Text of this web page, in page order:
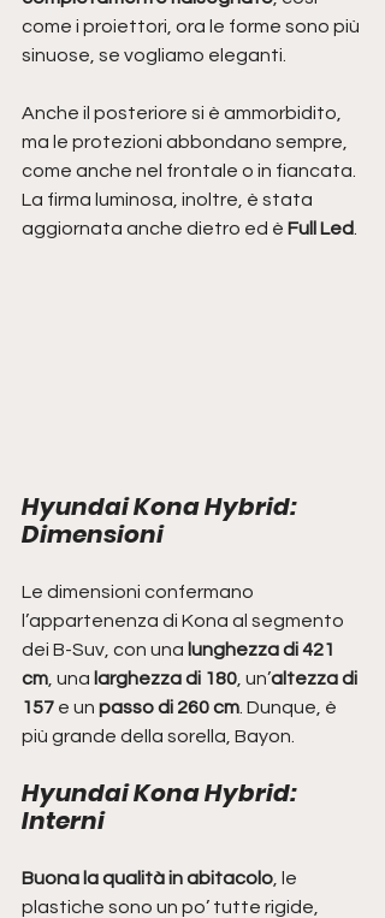
come i proiettori, ora le forme sono più
sinuose, se vogliamo eleganti.
Anche il posteriore si è ammorbidito,
ma le protezioni abbondano sempre,
come anche nel frontale o in fiancata.
La firma luminosa, inoltre, è stata
aggiornata anche dietro ed è Full Led
Hyundai Kona Hybrid:
Dimensioni
Le dimensioni confermano
l’appartenenza di Kona al segmento
dei B-Suv, con una lunghezza di 421
cm , una larghezza di 180 , un’altezza di
157 e un passo di 260 cm . Dunque, è
più grande della sorella, Bayon.
Hyundai Kona Hybrid:
Interni
Buona la qualità in abitacolo , le
plastiche sono un po’ tutte rigide,